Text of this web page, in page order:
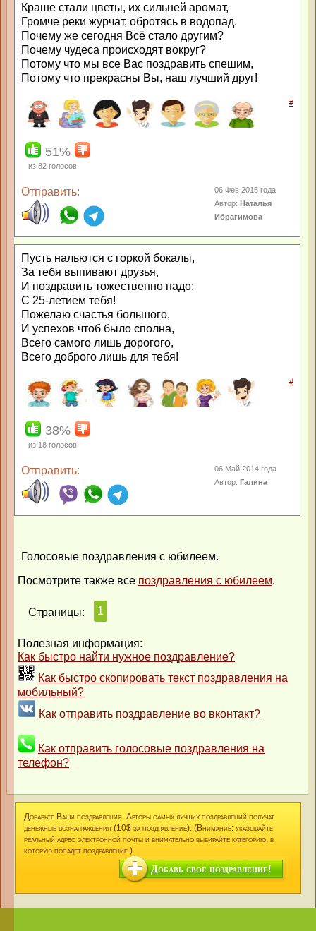
Краше стали цветы, их сильней аромат,
Громче реки журчат, обротясь в водопад.
Почему же сегодня Всё стало другим?
Почему чудеса происходят вокруг?
Потому что мы все Вас поздравить спешим,
Потому что прекрасны Вы, наш лучший друг!
#
51%
из 82 голосов
Отправить:
06 Фев 2015 года
Автор:Наталья
Ибрагимова
Пусть нальются с горкой бокалы,
За тебя выпивают друзья,
И поздравить тожественно надо:
С 25-летием тебя!
Пожелаю счастья большого,
И успехов чтоб было сполна,
Всего самого лишь дорогого,
Всего доброго лишь для тебя!
#
38%
из 18 голосов
Отправить:
06 Май 2014 года
Автор:Галина
Голосовые поздравления с юбилеем.
Посмотрите также все поздравления с юбилеем.
Страницы: 1
Полезная информация:
Как быстро найти нужное поздравление?
Как быстро скопировать текст поздравления на
мобильный?
Как отправить поздравление во вконтакт?
Как отправить голосовые поздравления на
телефон?
Добавьте Ваши поздравления. Авторы самых лучших поздравлений получат
денежные вознаграждения (10$ за поздравление). (Внимание: указывайте
реальный адрес электронной почты и внимательно выбирайте категорию, в
которую попадет поздравление.)
Добавь свое поздравление!